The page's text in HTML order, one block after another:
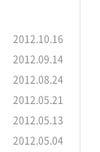
2012.10.16
2012.09.14
2012.08.24
2012.05.21
2012.05.13
2012.05.04